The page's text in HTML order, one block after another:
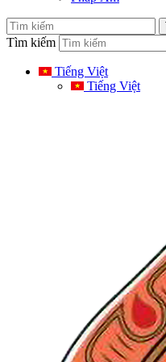
Tìm kiếm
Tiếng Việt
Tiếng Việt